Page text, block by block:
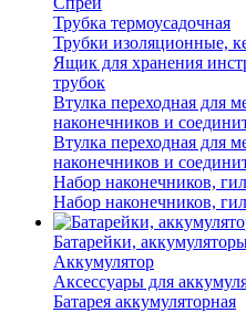
Трубка термоусадочная
Трубки изоляционные,
Ящик для хранения
трубок
Втулка переходная для
наконечников и
Втулка переходная для
наконечников и
Набор наконечников,
Набор наконечников,
Батарейки,
Аккумулятор
Аксессуары для
Батарея аккумуляторная